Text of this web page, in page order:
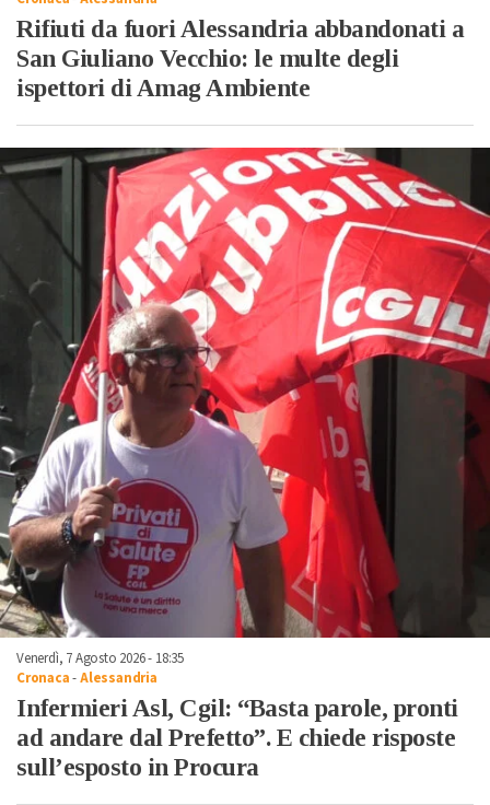
Rifiuti da fuori Alessandria abbandonati a
San Giuliano Vecchio: le multe degli
ispettori di Amag Ambiente
Venerdì, 7 Agosto 2026 - 18:35
Cronaca-Alessandria
Infermieri Asl, Cgil: “Basta parole, pronti
ad andare dal Prefetto”. E chiede risposte
sull’esposto in Procura